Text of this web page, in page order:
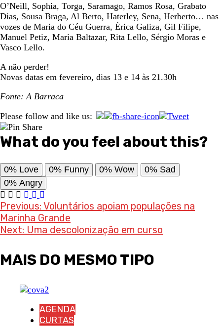
O’Neill, Sophia, Torga, Saramago, Ramos Rosa, Grabato
Dias, Sousa Braga, Al Berto, Haterley, Sena, Herberto… nas
vozes de Maria do Céu Guerra, Érica Galiza, Gil Filipe,
Manuel Petiz, Maria Baltazar, Rita Lello, Sérgio Moras e
Vasco Lello.
A não perder!
Novas datas em fevereiro, dias 13 e 14 às 21.30h
Fonte: A Barraca
Please follow and like us:
What do you feel about this?
0% Love 0% Funny 0% Wow 0% Sad
0% Angry
Post
navigation
Previous: Voluntários apoiam populações na
Marinha Grande
Next: Uma descolonização em curso
MAIS DO MESMO TIPO
AGENDA
CURTAS